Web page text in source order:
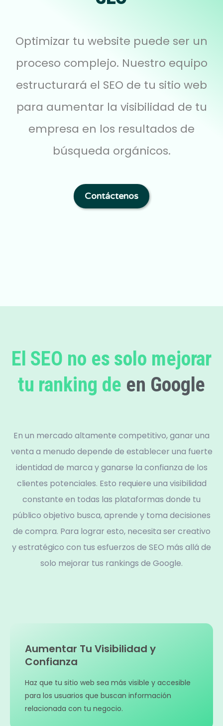
Optimizar tu website puede ser un
proceso complejo. Nuestro equipo
estructurará el SEO de tu sitio web
para aumentar la visibilidad de tu
empresa en los resultados de
búsqueda orgánicos.
Contáctenos
Aumentar Tu Visibilidad y
Confianza
Haz que tu sitio web sea más visible y accesible
para los usuarios que buscan información
relacionada con tu negocio.
El SEO no es solo mejorar
tu ranking de en Google
En un mercado altamente competitivo, ganar una
venta a menudo depende de establecer una fuerte
identidad de marca y ganarse la confianza de los
clientes potenciales. Esto requiere una visibilidad
constante en todas las plataformas donde tu
público objetivo busca, aprende y toma decisiones
de compra. Para lograr esto, necesita ser creativo
y estratégico con tus esfuerzos de SEO más allá de
solo mejorar tus rankings de Google.